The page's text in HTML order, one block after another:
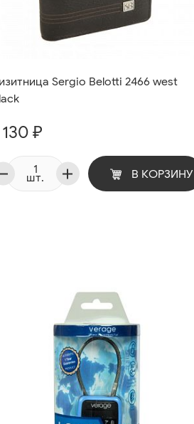
Sergio Belotti 2466 west
130 ₽
шт. В КОРЗИНУ